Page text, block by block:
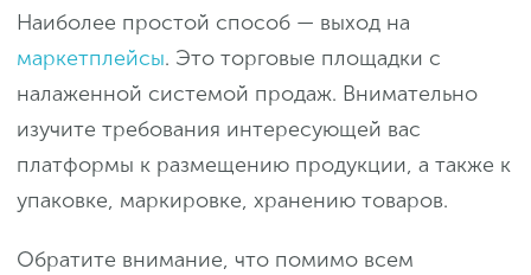
Наиболее простой способ — выход на
маркетплейсы. Это торговые площадки с
налаженной системой продаж. Внимательно
изучите требования интересующей вас
платформы к размещению продукции, а также к
упаковке, маркировке, хранению товаров.
Обратите внимание, что помимо всем